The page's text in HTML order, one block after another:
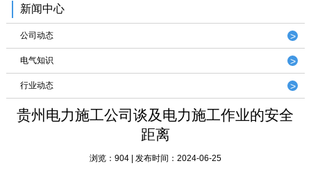
新闻中心
公司动态
电气知识
行业动态
贵州电力施工公司谈及电力施工作业的安全
距离
浏览：904 | 发布时间：2024-06-25